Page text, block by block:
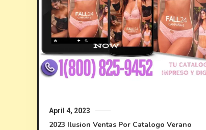
April 4, 2023
2023 Ilusion Ventas Por Catalogo Verano